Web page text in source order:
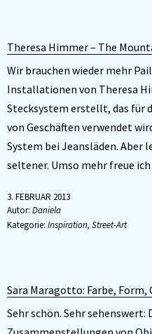
Theresa Himmer – The
Wir brauchen wieder mehr
Installationen von Theresa
Stecksystem erstellt, das für
von Geschäften verwendet
System bei Jeansläden. Aber
seltener. Umso mehr freue
3. FEBRUAR 2013
Autor: Daniela
Kategorie: Inspiration, Street-Art
Sara Maragotto: Farbe, Form,
Sehr schön. Sehr sehenswert: